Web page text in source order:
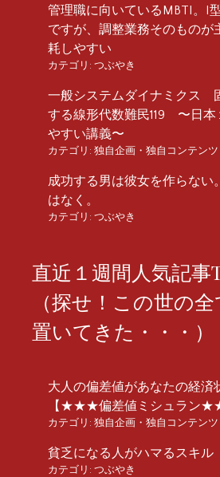
管理職に向いているMBTI。I
ですが、調整業務そのものが
耗しやすい
カテゴリ: つぶやき
一般システムダイナミクス
する線形代数難民119 〜日本
やすい講義〜
カテゴリ: 独自企画・独自コンテンツ
成功する男は彼女を作らない
はなく。
カテゴリ: つぶやき
直近１週間人気記事
（探せ！この世の
置いてきた・・・）
大人の偏差値があなたの経
【★★★偏差値ミシュラン
カテゴリ: 独自企画・独自コンテンツ
貧乏になる人がハマるスキル
カテゴリ: つぶやき